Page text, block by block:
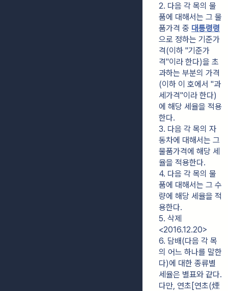
2. 다음 각 목의 물
품에 대해서는 그 물
품가격 중 대통령령
으로 정하는 기준가
격(이하 "기준가
격"이라 한다)을 초
과하는 부분의 가격
(이하 이 호에서 "과
세가격"이라 한다)
에 해당 세율을 적용
한다.
3. 다음 각 목의 자
동차에 대해서는 그
물품가격에 해당 세
율을 적용한다.
4. 다음 각 목의 물
품에 대해서는 그 수
량에 해당 세율을 적
용한다.
5. 삭제
<2016.12.20>
6. 담배(다음 각 목
의 어느 하나를 말한
다)에 대한 종류별
세율은 별표와 같다.
다만, 연초[연초(煙